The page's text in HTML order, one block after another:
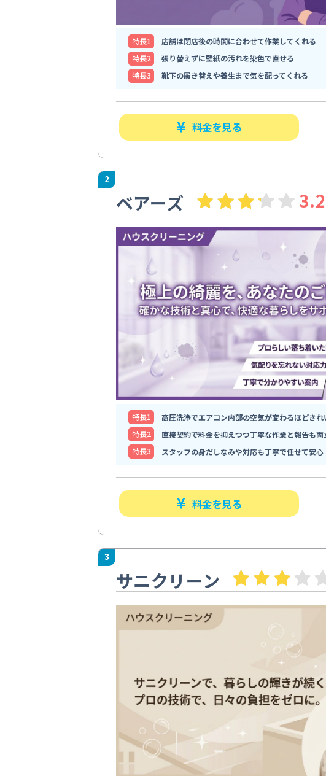
特⻑1
店舗は閉店後の時間に合わせて作業してくれる
特⻑2
張り替えずに壁紙の汚れを染色で直せる
特⻑3
靴下の履き替えや養生まで気を配ってくれる
料金を見る
2
ベアーズ 3.2
特⻑1
高圧洗浄でエアコン内部の空気が変わるほどきれ
特⻑2
直接契約で料金を抑えつつ丁寧な作業と報告も両
特⻑3
スタッフの身だしなみや対応も丁寧で任せて安心
料金を見る
3
サニクリーン